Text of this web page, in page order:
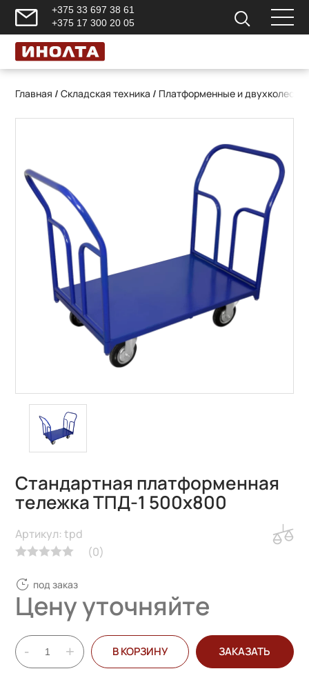
+375 33 697 38 61
+375 17 300 20 05
Главная /Складская техника / Платформенные и
Стандартная платформенная
тележка ТПД-1 500х800
(0)
Артикул: tpd
под заказ
Цену уточняйте
- + В КОРЗИНУ ЗАКАЗАТЬ